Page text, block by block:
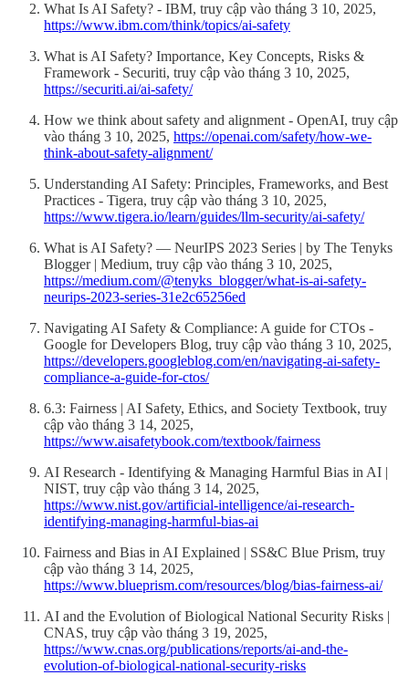
What Is AI Safety? - IBM, truy cập vào tháng 3 10, 2025,
https://www.ibm.com/think/topics/ai-safety
What is AI Safety? Importance, Key Concepts, Risks &
Framework - Securiti, truy cập vào tháng 3 10, 2025,
https://securiti.ai/ai-safety/
How we think about safety and alignment - OpenAI, truy cập
vào tháng 3 10, 2025, https://openai.com/safety/how-we-
think-about-safety-alignment/
Understanding AI Safety: Principles, Frameworks, and Best
Practices - Tigera, truy cập vào tháng 3 10, 2025,
https://www.tigera.io/learn/guides/llm-security/ai-safety/
What is AI Safety? — NeurIPS 2023 Series | by The Tenyks
Blogger | Medium, truy cập vào tháng 3 10, 2025,
https://medium.com/@tenyks_blogger/what-is-ai-safety-
neurips-2023-series-31e2c65256ed
Navigating AI Safety & Compliance: A guide for CTOs -
Google for Developers Blog, truy cập vào tháng 3 10, 2025,
https://developers.googleblog.com/en/navigating-ai-safety-
compliance-a-guide-for-ctos/
6.3: Fairness | AI Safety, Ethics, and Society Textbook, truy
cập vào tháng 3 14, 2025,
https://www.aisafetybook.com/textbook/fairness
AI Research - Identifying & Managing Harmful Bias in AI |
NIST, truy cập vào tháng 3 14, 2025,
https://www.nist.gov/artificial-intelligence/ai-research-
identifying-managing-harmful-bias-ai
Fairness and Bias in AI Explained | SS&C Blue Prism, truy
cập vào tháng 3 14, 2025,
https://www.blueprism.com/resources/blog/bias-fairness-ai/
AI and the Evolution of Biological National Security Risks |
CNAS, truy cập vào tháng 3 19, 2025,
https://www.cnas.org/publications/reports/ai-and-the-
evolution-of-biological-national-security-risks